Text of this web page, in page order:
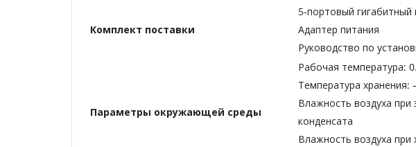
Комплект поставки
5-портовый
Адаптер питания
Руководство по
Параметры окружающей среды
Рабочая температура:
Температура хранения:
Влажность воздуха при
конденсата
Влажность воздуха при